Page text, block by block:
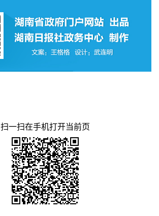
扫一扫在手机打开当前页